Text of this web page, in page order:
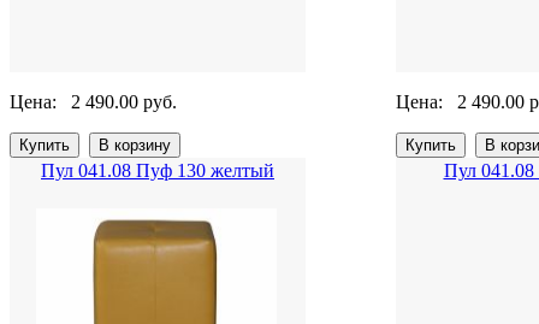
Цена: 2 490.00 руб. Цена: 2 490.00
Пул 041.08 Пуф 130 желтый Пул